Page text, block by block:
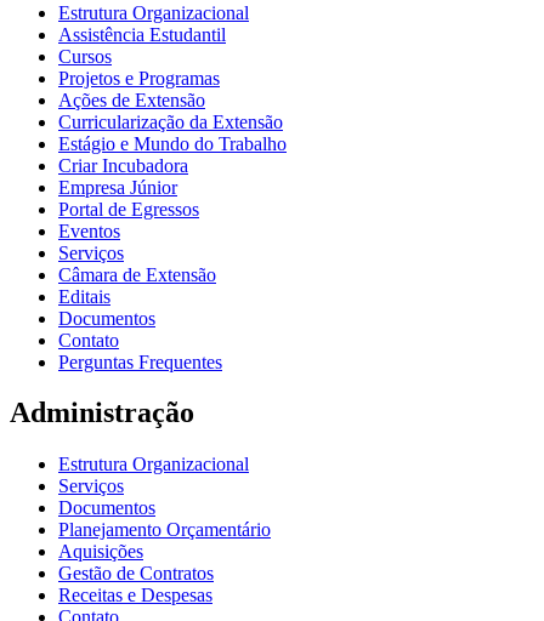
Estrutura Organizacional
Assistência Estudantil
Cursos
Projetos e Programas
Ações de Extensão
Curricularização da Extensão
Estágio e Mundo do Trabalho
Criar Incubadora
Empresa Júnior
Portal de Egressos
Eventos
Serviços
Câmara de Extensão
Editais
Documentos
Contato
Perguntas Frequentes
Administração
Estrutura Organizacional
Serviços
Documentos
Planejamento Orçamentário
Aquisições
Gestão de Contratos
Receitas e Despesas